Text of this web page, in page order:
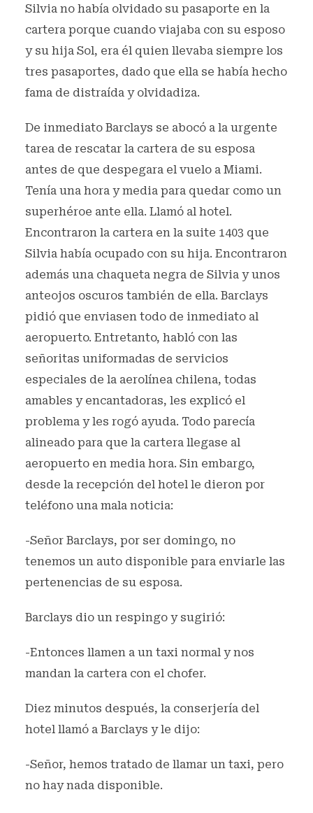
Silvia no había olvidado su pasaporte en la
cartera porque cuando viajaba con su esposo
y su hija Sol, era él quien llevaba siempre los
tres pasaportes, dado que ella se había hecho
fama de distraída y olvidadiza.
De inmediato Barclays se abocó a la urgente
tarea de rescatar la cartera de su esposa
antes de que despegara el vuelo a Miami.
Tenía una hora y media para quedar como un
superhéroe ante ella. Llamó al hotel.
Encontraron la cartera en la suite 1403 que
Silvia había ocupado con su hija. Encontraron
además una chaqueta negra de Silvia y unos
anteojos oscuros también de ella. Barclays
pidió que enviasen todo de inmediato al
aeropuerto. Entretanto, habló con las
señoritas uniformadas de servicios
especiales de la aerolínea chilena, todas
amables y encantadoras, les explicó el
problema y les rogó ayuda. Todo parecía
alineado para que la cartera llegase al
aeropuerto en media hora. Sin embargo,
desde la recepción del hotel le dieron por
teléfono una mala noticia:
-Señor Barclays, por ser domingo, no
tenemos un auto disponible para enviarle las
pertenencias de su esposa.
Barclays dio un respingo y sugirió:
-Entonces llamen a un taxi normal y nos
mandan la cartera con el chofer.
Diez minutos después, la conserjería del
hotel llamó a Barclays y le dijo:
-Señor, hemos tratado de llamar un taxi, pero
no hay nada disponible.